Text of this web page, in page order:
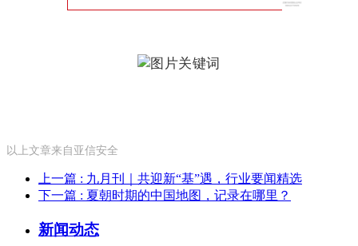
以上文章来自亚信安全
上一篇 : 九月刊｜共迎新“基”遇，行业要闻精选
下一篇 : 夏朝时期的中国地图，记录在哪里？
新闻动态